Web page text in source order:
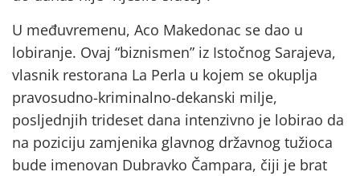
U međuvremenu, Aco Makedonac se dao u
lobiranje. Ovaj “biznismen” iz Istočnog Sarajeva,
vlasnik restorana La Perla u kojem se okuplja
pravosudno-kriminalno-dekanski milje,
posljednjih trideset dana intenzivno je lobirao da
na poziciju zamjenika glavnog državnog tužioca
bude imenovan Dubravko Čampara, čiji je brat